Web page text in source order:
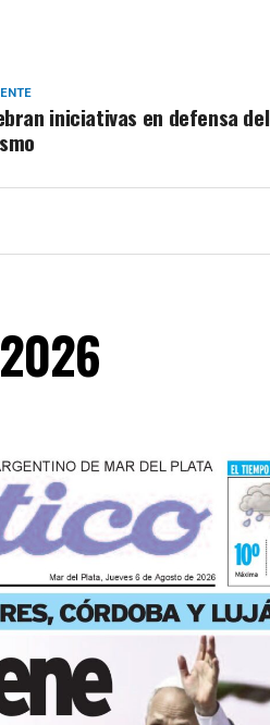
iniciativas en defensa del